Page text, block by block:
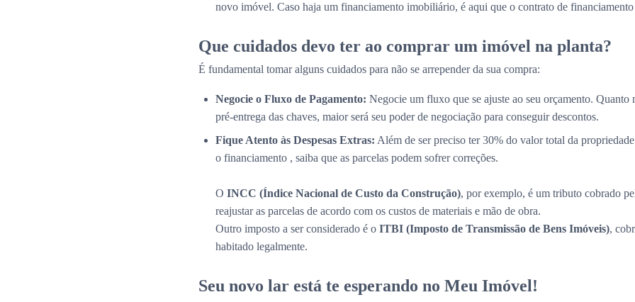
novo imóvel. Caso haja um financiamento imobiliário, é aqui que o contrato de
Que cuidados devo ter ao comprar um imóvel na planta?
É fundamental tomar alguns cuidados para não se arrepender da sua compra:
Negocie o Fluxo de Pagamento: Negocie um fluxo que se ajuste ao seu orçamento.
pré-entrega das chaves, maior será seu poder de negociação para conseguir descontos.
Fique Atento às Despesas Extras: Além de ser preciso ter 30% do valor total da
o financiamento , saiba que as parcelas podem sofrer correções.
O INCC (Índice Nacional de Custo da Construção), por exemplo, é um tributo cobrado
reajustar as parcelas de acordo com os custos de materiais e mão de obra.
Outro imposto a ser considerado é o ITBI (Imposto de Transmissão de Bens Imóveis),
habitado legalmente.
Seu novo lar está te esperando no Meu Imóvel!